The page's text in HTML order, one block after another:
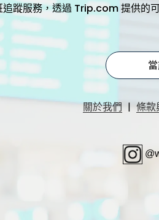
蹤服務，透過 Trip.com 提供的
關於我們 | 條款